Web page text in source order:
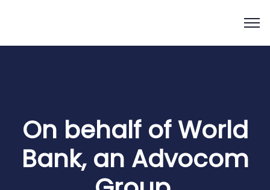
On behalf of World
Bank, an Advocom